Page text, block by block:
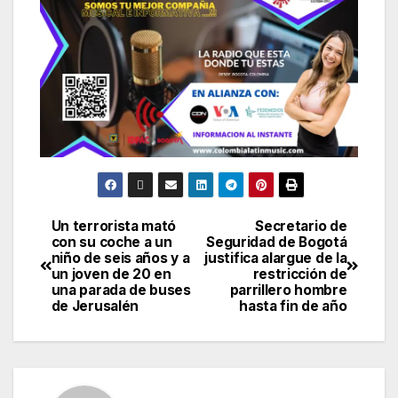
Secretario de
Seguridad de Bogotá
justifica alargue de la
restricción de
parrillero hombre
hasta fin de año
Un terrorista mató
con su coche a un
niño de seis años y a
un joven de 20 en
una parada de buses
de Jerusalén